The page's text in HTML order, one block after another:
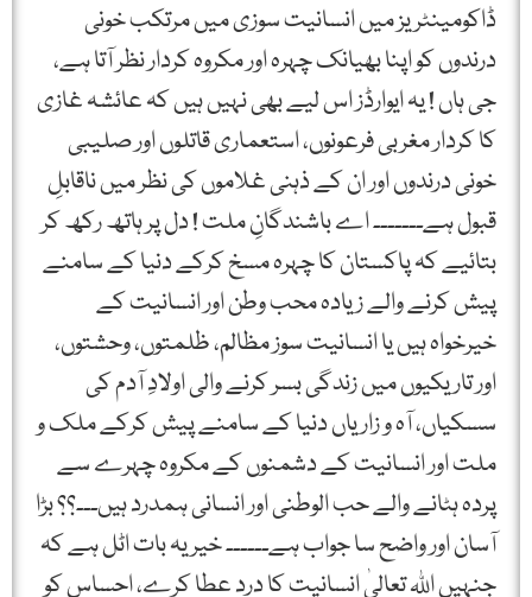
ڈاکومینٹریز میں انسانیت سوزی میں مرتکب خونی
درندوں کو اپنا بھیانک چہرہ اور مکروہ کردار نظر آتا ہے،
جی ہاں ! یہ ایوارڈز اس لیے بھی نہیں ہیں کہ عائشہ غازی
کا کردار مغربی فرعونوں، استعماری قاتلوں اور صلیبی
خونی درندوں اور ان کے ذہنی غلاموں کی نظر میں ناقابلِ
قبول ہے۔۔۔۔۔۔۔ اے باشندگانِ ملت ! دل پر ہاتھ رکھ کر
بتائیے کہ پاکستان کا چہرہ مسخ کرکے دنیا کے سامنے
پیش کرنے والے زیادہ محب وطن اور انسانیت کے
خیرخواہ ہیں یا انسانیت سوز مظالم، ظلمتوں، وحشتوں،
اور تاریکیوں میں زندگی بسر کرنے والی اولادِ آدم کی
سسکیاں، آہ و زاریاں دنیا کے سامنے پیش کرکے ملک و
ملت اور انسانیت کے دشمنوں کے مکروہ چہرے سے
پردہ ہٹانے والے حب الوطنی اور انسانی ہمدرد ہیں۔۔۔؟؟ بڑا
آسان اور واضح سا جواب ہے۔۔۔۔۔۔ خیر یہ بات اٹل ہے کہ
جنہیں اللہ تعالیٰ انسانیت کا درد عطا کرے، احساس کو